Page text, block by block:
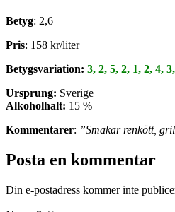
Betyg: 2,6
Pris: 158 kr/liter
Betygsvariation: 3, 2, 5, 2, 1, 2, 4,
Ursprung: Sverige
Alkoholhalt: 15 %
Kommentarer: ”Smakar renkött,
Posta en kommentar
Din e-postadress kommer inte